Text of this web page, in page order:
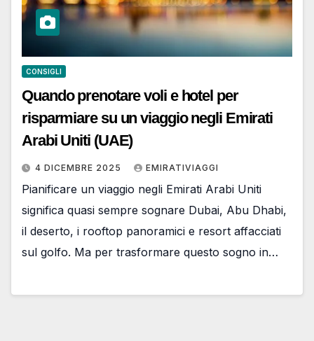
CONSIGLI
Quando prenotare voli e hotel per
risparmiare su un viaggio negli Emirati
Arabi Uniti (UAE)
4 DICEMBRE 2025 EMIRATIVIAGGI
Pianificare un viaggio negli Emirati Arabi Uniti
significa quasi sempre sognare Dubai, Abu Dhabi,
il deserto, i rooftop panoramici e resort affacciati
sul golfo. Ma per trasformare questo sogno in…